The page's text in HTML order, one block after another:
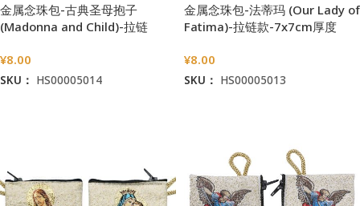
金属念珠包-古典圣母抱子
(Madonna and Child)-拉链
¥8.00
SKU： HS00005014
金属念珠包-法蒂玛 (Our Lady of
Fatima)-拉链款-7x7cm厚度
¥8.00
SKU： HS00005013